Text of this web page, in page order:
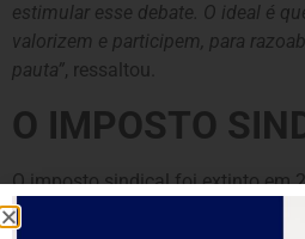
estimular esse debate. O ideal é
valorizem e participem, para
pauta”, ressaltou.
O IMPOSTO
O imposto sindical foi extinto em
reforma trabalhista, implementada